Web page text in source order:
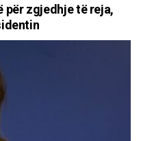
për zgjedhje të reja,